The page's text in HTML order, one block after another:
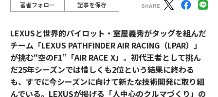
著者フォロー 記事を保存
LEXUSと世界的パイロット・室屋義秀がタッグを組んだ
チーム「LEXUS PATHFINDER AIR RACING（LPAR）」
が挑む“空のF1”「AIR RACE X」。初代王者として挑ん
だ25年シーズンでは惜しくも2位という結果に終わる
も、すでに今シーズンに向けて新たな技術開発に取り組
んでいる。LEXUSが掲げる「人中心のクルマづくり」の